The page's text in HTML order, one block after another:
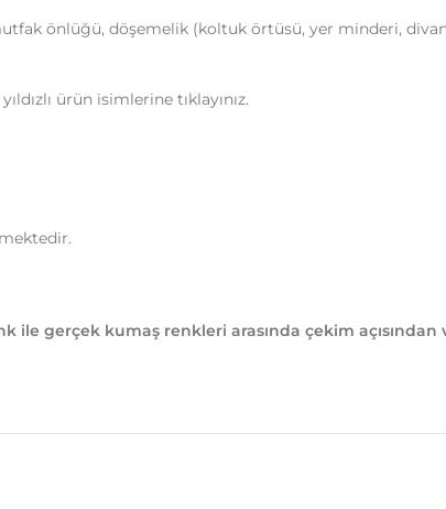
önlüğü, döşemelik (koltuk örtüsü, yer minderi, divan
ürün isimlerine tıklayınız.
ile gerçek kumaş renkleri arasında çekim